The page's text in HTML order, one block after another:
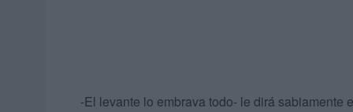
-El levante lo embrava todo- le dirá sabiamente